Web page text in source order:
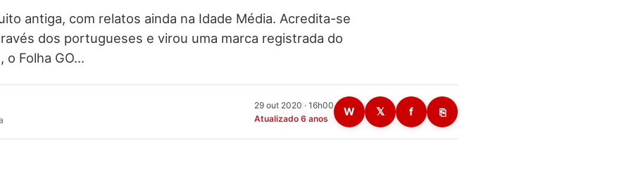
antiga, com relatos ainda na Idade Média. Acredita-se
dos portugueses e virou uma marca registrada do
o Folha GO…
29 out 2020 · 16h00
Atualizado 6 anos
W 𝕏 f ⎘